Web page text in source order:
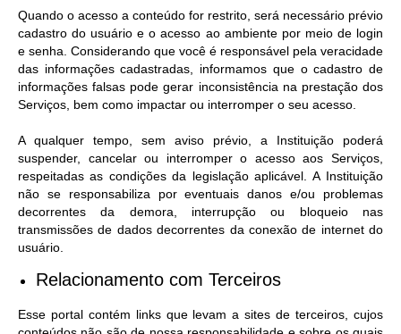
Quando o acesso a conteúdo for restrito, será necessário prévio
cadastro do usuário e o acesso ao ambiente por meio de login
e senha. Considerando que você é responsável pela veracidade
das informações cadastradas, informamos que o cadastro de
informações falsas pode gerar inconsistência na prestação dos
Serviços, bem como impactar ou interromper o seu acesso.
A qualquer tempo, sem aviso prévio, a Instituição poderá
suspender, cancelar ou interromper o acesso aos Serviços,
respeitadas as condições da legislação aplicável. A Instituição
não se responsabiliza por eventuais danos e/ou problemas
decorrentes da demora, interrupção ou bloqueio nas
transmissões de dados decorrentes da conexão de internet do
usuário.
Relacionamento com Terceiros
Esse portal contém links que levam a sites de terceiros, cujos